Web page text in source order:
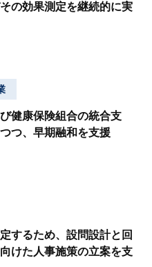
の効果測定を継続的に実
健康保険組合の統合支
つ、早期融和を支援
するため、設問設計と回
けた人事施策の立案を支